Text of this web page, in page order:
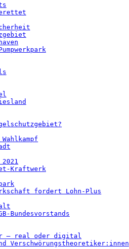
Kraftwerk
fordert Lohn-Plus
Bundesvorstands
– real oder digital
Verschwörungstheoretiker:innen